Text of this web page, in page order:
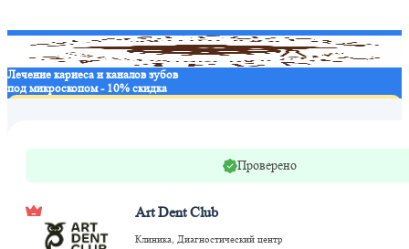
Лечение кариеса и каналов зубов
под микроскопом - 10% скидка
Проверено
Art Dent Club
Клиника, Диагностический центр